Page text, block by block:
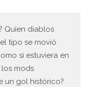
Quien diablos
tipo se movió
si estuviera en
mods
un gol histórico?